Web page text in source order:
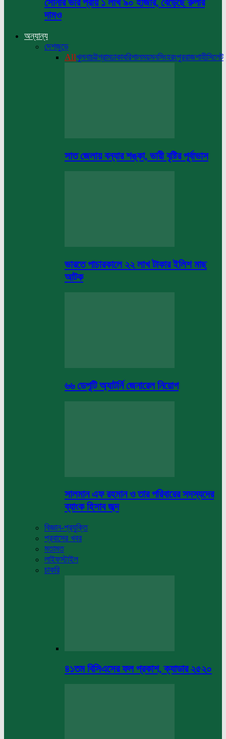
সোনার ভরি প্রায় ১ লাখ ৯০ হাজার, বেড়েছে রুপার
দামও
অন্যান্য
দেশজুড়ে
Allখুলনাচট্টগ্রামঢাকাবরিশালময়মনসিংহরংপুররাজশাহীসিলেট
সাত জেলায় বন্যার শঙ্কা, ভারী বৃষ্টির পূর্বাভাস
ভারতে পাচারকালে ২২ লাখ টাকার ইলিশ মাছ
আটক
৬৬ ডেপুটি অ্যাটর্নি জেনারেল নিয়োগ
সালমান এফ রহমান ও তার পরিবারের সদস্যদের
ব্যাংক হিসাব জব্দ
বিজ্ঞান-প্রযুক্তি
প্রবাসের খবর
মতামত
লাইফস্টাইল
চাকরি
৪১তম বিসিএসের ফল প্রকাশ, ক্যাডার ২৫২০